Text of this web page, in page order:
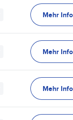
Mehr
Mehr
Mehr